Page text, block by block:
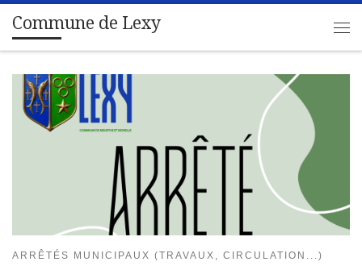
Passer au contenu
Commune de Lexy
ARRÊTÉS MUNICIPAUX (TRAVAUX, CIRCULATION...)